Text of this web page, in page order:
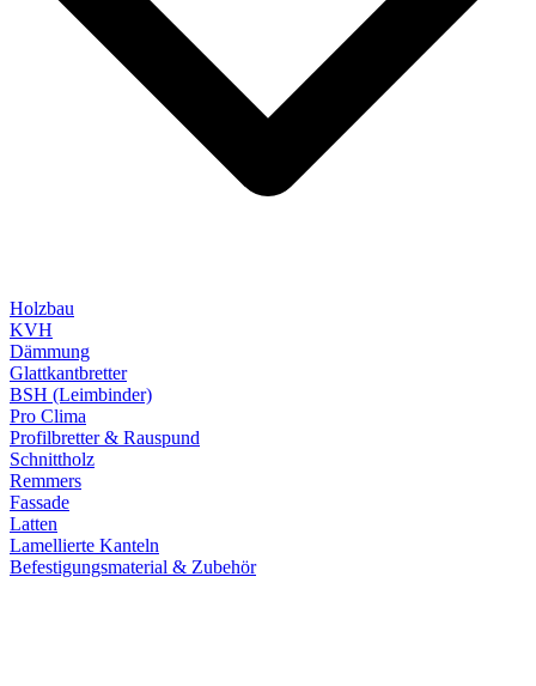
Holzbau
KVH
Dämmung
Glattkantbretter
BSH (Leimbinder)
Pro Clima
Profilbretter & Rauspund
Schnittholz
Remmers
Fassade
Latten
Lamellierte Kanteln
Befestigungsmaterial & Zubehör